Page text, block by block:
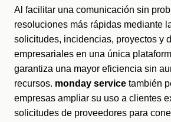
Al facilitar una comunicación sin
resoluciones más rápidas mediante
solicitudes, incidencias, proyectos y
empresariales en una única
garantiza una mayor eficiencia sin
recursos. monday service también
empresas ampliar su uso a clientes
solicitudes de proveedores para